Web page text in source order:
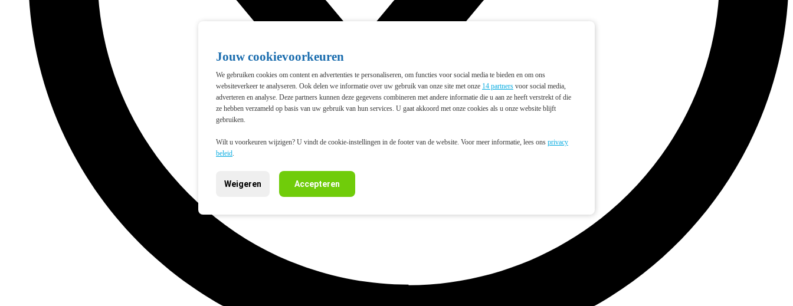
Jouw cookievoorkeuren
We gebruiken cookies om content en advertenties te personaliseren, om functies voor social media te bieden en om ons
websiteverkeer te analyseren. Ook delen we informatie over uw gebruik van onze site met onze 14 partners voor social media,
adverteren en analyse. Deze partners kunnen deze gegevens combineren met andere informatie die u aan ze heeft verstrekt of die
ze hebben verzameld op basis van uw gebruik van hun services. U gaat akkoord met onze cookies als u onze website blijft
gebruiken.
Wilt u voorkeuren wijzigen? U vindt de cookie-instellingen in de footer van de website. Voor meer informatie, lees ons privacy
beleid.
Weigeren Accepteren